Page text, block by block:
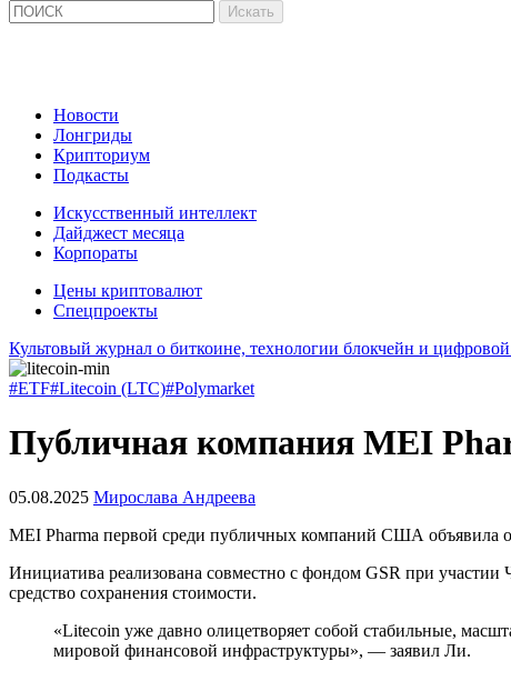
Новости
Лонгриды
Крипториум
Подкасты
Искусственный интеллект
Дайджест месяца
Корпораты
Цены криптовалют
Спецпроекты
Культовый журнал о биткоине, технологии блокчейн и
#ETF#Litecoin (LTC)#Polymarket
Публичная компания MEI
05.08.2025 Мирослава Андреева
MEI Pharma первой среди публичных компаний США объявила
Инициатива реализована совместно с фондом GSR при
средство сохранения стоимости.
«Litecoin уже давно олицетворяет собой стабильные,
мировой финансовой инфраструктуры», — заявил Ли.